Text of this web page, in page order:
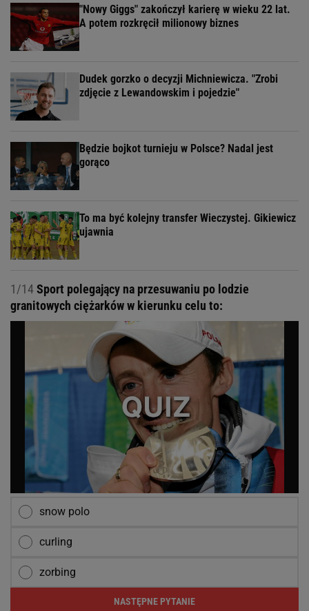
"Nowy Giggs" zakończył karierę w wieku 22 lat.
A potem rozkręcił milionowy biznes
Dudek gorzko o decyzji Michniewicza. "Zrobi
zdjęcie z Lewandowskim i pojedzie"
Będzie bojkot turnieju w Polsce? Nadal jest
gorąco
To ma być kolejny transfer Wieczystej. Gikiewicz
ujawnia
1/14Sport polegający na przesuwaniu po lodzie
granitowych ciężarków w kierunku celu to:
snow polo
curling
zorbing
NASTĘPNE PYTANIE